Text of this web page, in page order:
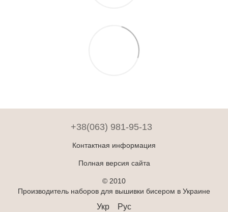
+38(063) 981-95-13
Контактная информация
Полная версия сайта
© 2010
Производитель наборов для вышивки бисером в Украине
Укр Рус